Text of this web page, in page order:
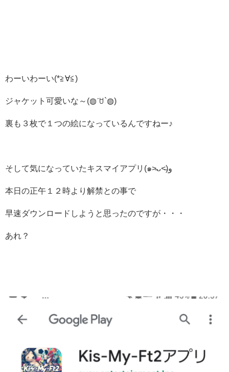
わーいわーい(*≧∀≦)
ジャケット可愛いな～(◍ˊꇴ`◍)
裏も３枚で１つの絵になっているんですねー♪
そして気になっていたキスマイアプリ(๑˃̵ᴗ˂̵)و
本日の正午１２時より解禁との事で
早速ダウンロードしようと思ったのですが・・・
あれ？